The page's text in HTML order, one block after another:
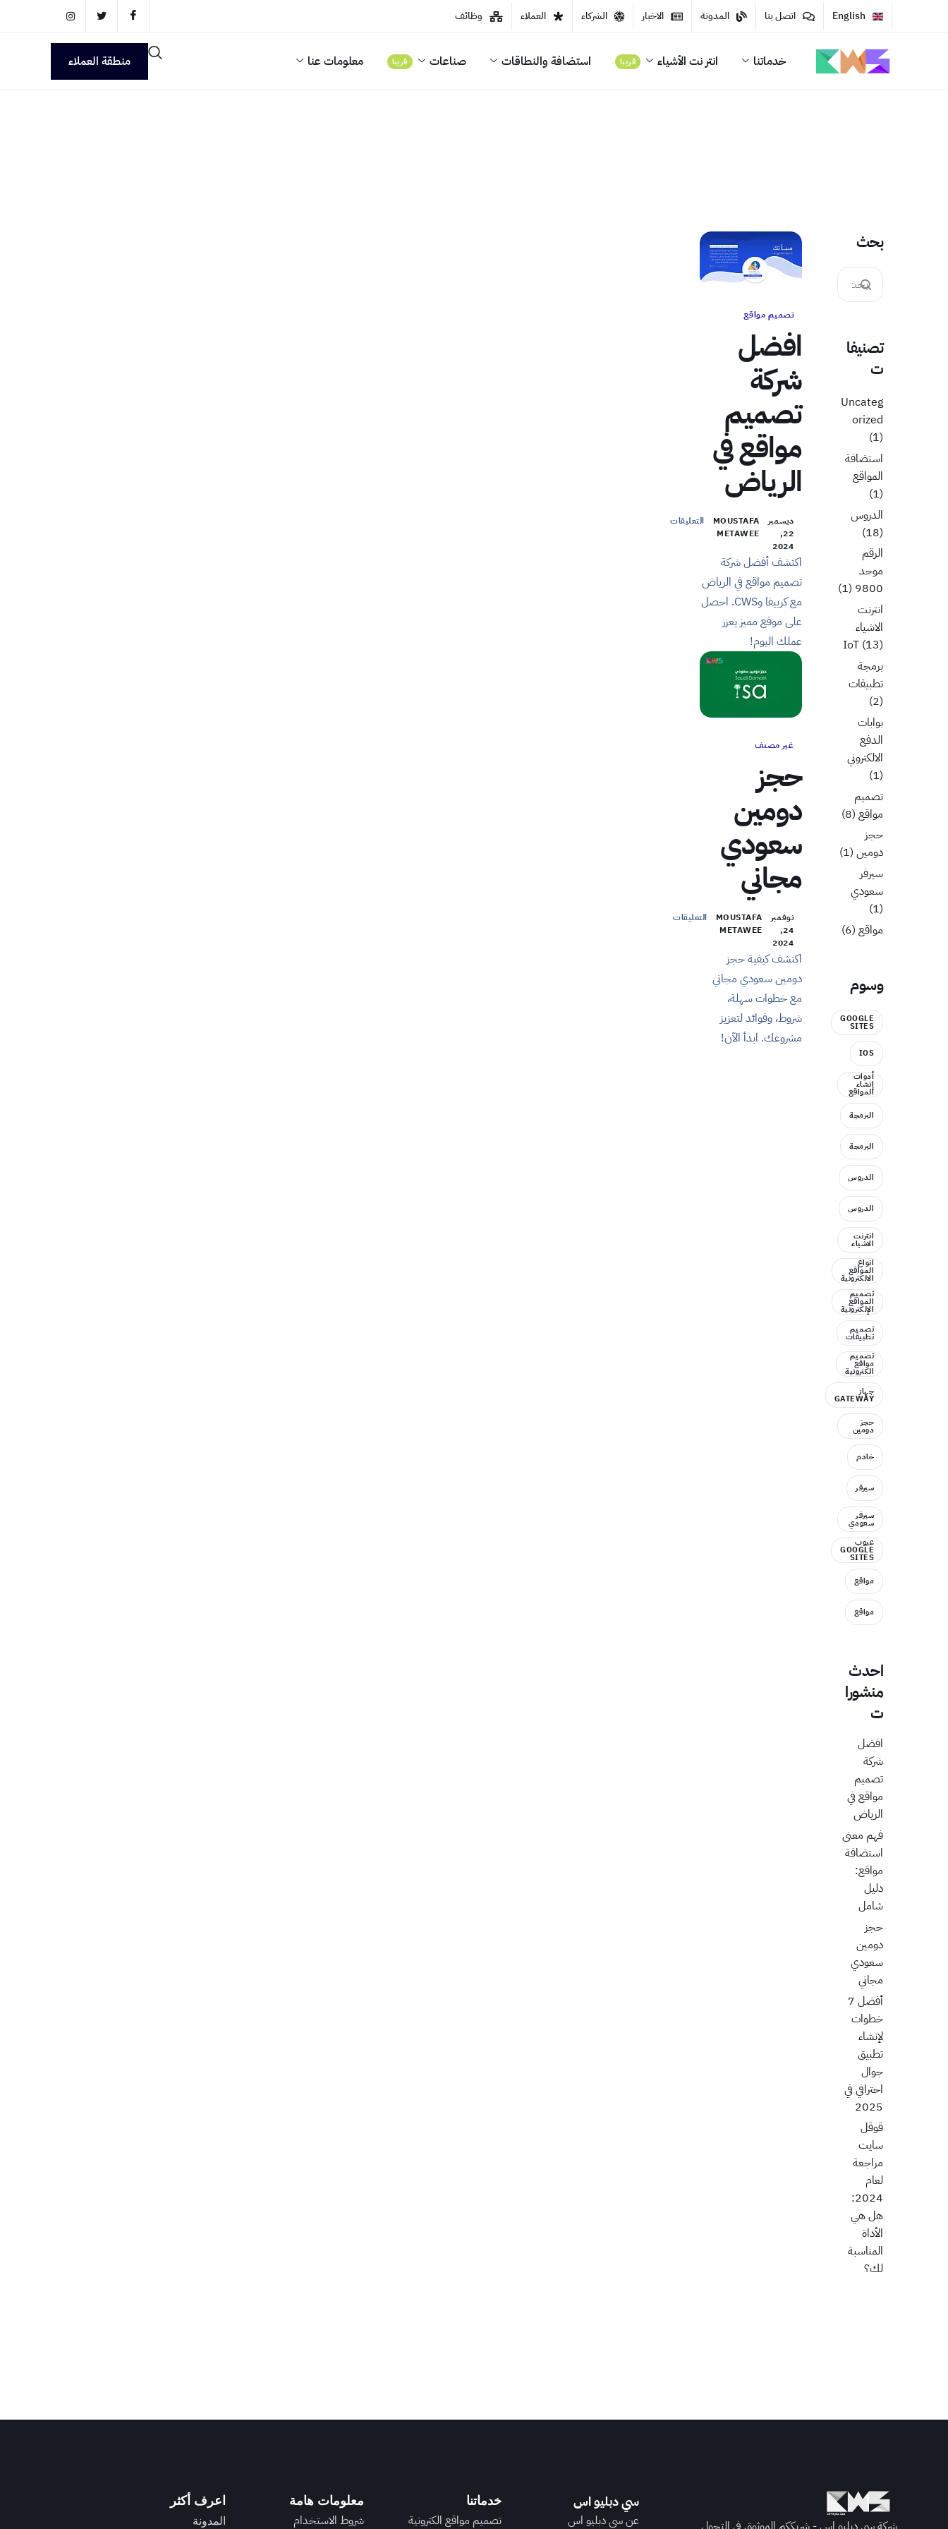
English اتصل بنا المدونة الاخبار الشركاء العملاء وظائف
خدماتنا قريبا انتر نت الأشياء استضافة والنطاقات قريبا صناعات معلومات عنا منطقة العملاء
تصميم مواقع
افضل
شركة
تصميم
مواقع في
الرياض
ديسمبر
22,
2024
MOUSTAFA
METAWEE
التعليقات
اكتشف أفضل شركة
تصميم مواقع في الرياض
مع كرييفا وCWS. احصل
على موقع مميز يعزز
عملك اليوم!
غير مصنف
حجز
دومين
سعودي
مجاني
نوفمبر
24,
2024
MOUSTAFA
METAWEE
التعليقات
اكتشف كيفية حجز
دومين سعودي مجاني
مع خطوات سهلة،
شروط، وفوائد لتعزيز
مشروعك. ابدأ الآن!
بحث
تصنيفا
ت
Uncateg
orized
(1)
استضافة
المواقع
(1)
الدروس
(18)
الرقم
موحد
9800
(1)
انترنت
الاشياء
IoT (13)
برمجة
تطبيقات
(2)
بوابات
الدفع
الالكتروني
(1)
تصميم
مواقع (8)
حجز
دومين (1)
سيرفر
سعودي
(1)
مواقع (6)
وسوم
GOOGLE
SITES
IOS
أدوات
إنشاء
المواقع
البرمجة
البرمجة
الدروس
الدروس
انترنت
الاشياء
انواع
المواقع
الالكترونية
تصميم
المواقع
الإلكترونية
تصميم
تطبيقات
تصميم
مواقع
الكترونية
جهاز
GATEWAY
حجز
دومين
خادم
سيرفر
سيرفر
سعودي
عيوب
GOOGLE
SITES
مواقع
مواقع
احدث
منشورا
ت
افضل
شركة
تصميم
مواقع في
الرياض
فهم معنى
استضافة
مواقع:
دليل
شامل
حجز
دومين
سعودي
مجاني
أفضل 7
خطوات
لإنشاء
تطبيق
جوال
احترافي في
2025
قوقل
سايت
مراجعة
لعام
2024:
هل هي
الأداة
المناسبة
لك؟
سي دبليو اس
عن سي دبليو اس
خدماتنا
تصميم مواقع الكترونية
معلومات هامة
شروط الاستخدام
اعرف أكثر
المدونة